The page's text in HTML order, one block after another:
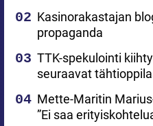
Kasinorakastajan
propaganda
TTK-spekulointi
seuraavat
Mette-Maritin
”Ei saa